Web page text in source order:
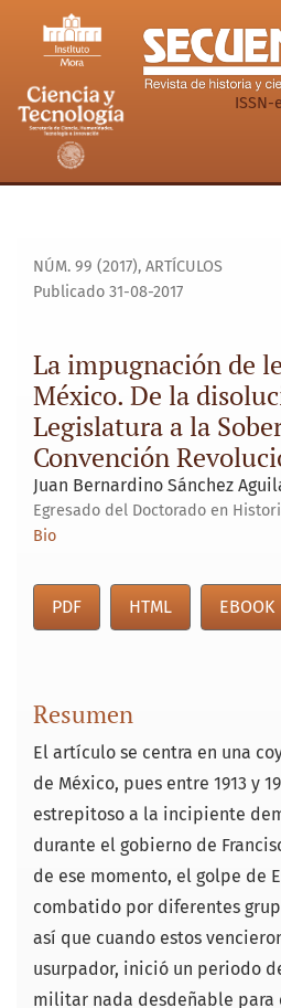
La impugnación de legitimidad
ISSN-
NÚM. 99 (2017), ARTÍCULOS
La impugnación de
México. De la
Legislatura a la
Convención
Publicado 31-08-2017
Juan Bernardino Sánchez
Egresado del Doctorado en
Bio
PDF HTML EBOOK
Resumen
El artículo se centra en una
de México, pues entre 1913 y
estrepitoso a la incipiente
durante el gobierno de
de ese momento, el golpe de
combatido por diferentes
así que cuando estos
usurpador, inició un periodo
militar nada desdeñable para